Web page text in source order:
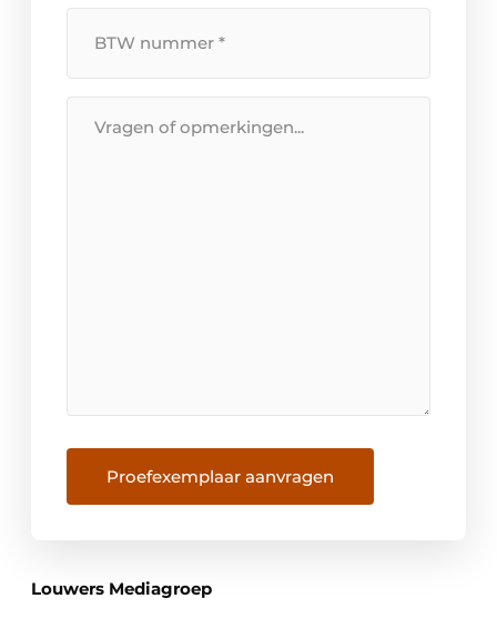
Nummer*
Proefexemplaar aanvragen
Louwers Mediagroep